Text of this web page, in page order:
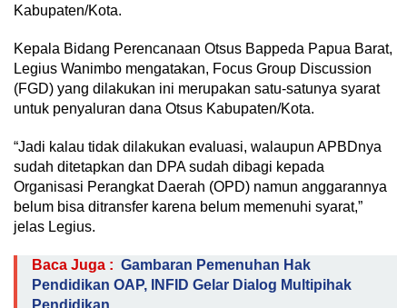
Kabupaten/Kota.
Kepala Bidang Perencanaan Otsus Bappeda Papua Barat,
Legius Wanimbo mengatakan, Focus Group Discussion
(FGD) yang dilakukan ini merupakan satu-satunya syarat
untuk penyaluran dana Otsus Kabupaten/Kota.
“Jadi kalau tidak dilakukan evaluasi, walaupun APBDnya
sudah ditetapkan dan DPA sudah dibagi kepada
Organisasi Perangkat Daerah (OPD) namun anggarannya
belum bisa ditransfer karena belum memenuhi syarat,”
jelas Legius.
Baca Juga : Gambaran Pemenuhan Hak
Pendidikan OAP, INFID Gelar Dialog Multipihak
Pendidikan